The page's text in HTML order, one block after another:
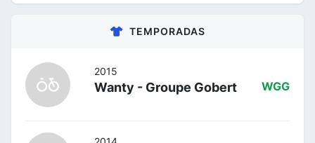
TEMPORADAS
2015
Wanty - Groupe Gobert WGG